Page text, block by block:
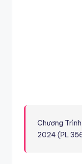
Chương
2024 (PL